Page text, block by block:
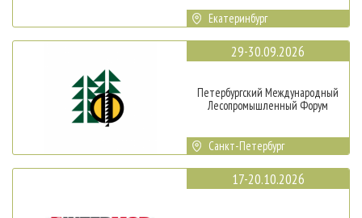
Екатеринбург
29-30.09.2026
Петербургский Международный
Лесопромышленный Форум
Санкт-Петербург
17-20.10.2026